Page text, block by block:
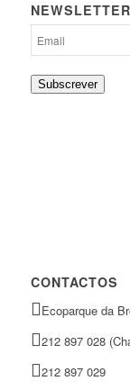
NEWSLETTER
Subscrever
CONTACTOS
Ecoparque da
212 897 028
212 897 029